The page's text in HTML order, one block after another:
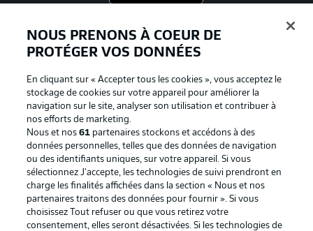
La publicité Conditions d’utilisation des
Mentions Légales Gérer mes préférences
NOUS PRENONS À COEUR DE
PROTÉGER VOS DONNÉES
En cliquant sur « Accepter tous les cookies », vous acceptez le
stockage de cookies sur votre appareil pour améliorer la
navigation sur le site, analyser son utilisation et contribuer à
nos efforts de marketing.
Nous et nos61 partenaires stockons et accédons à des
données personnelles, telles que des données de navigation
ou des identifiants uniques, sur votre appareil. Si vous
sélectionnez J'accepte, les technologies de suivi prendront en
charge les finalités affichées dans la section « Nous et nos
partenaires traitons des données pour fournir ». Si vous
choisissez Tout refuser ou que vous retirez votre
consentement, elles seront désactivées. Si les technologies de